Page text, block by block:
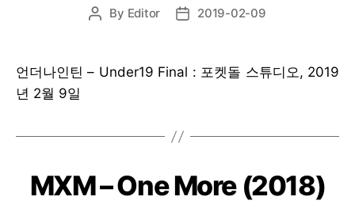
Post
By Editor
Post2019-02-09
언더나인틴 – Under19 Final : 포켓돌 스튜디오, 2019
년 2월 9일
MXM – One More (2018)